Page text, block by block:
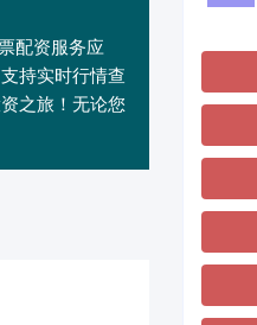
配资服务应
持实时行情查
之旅！无论您